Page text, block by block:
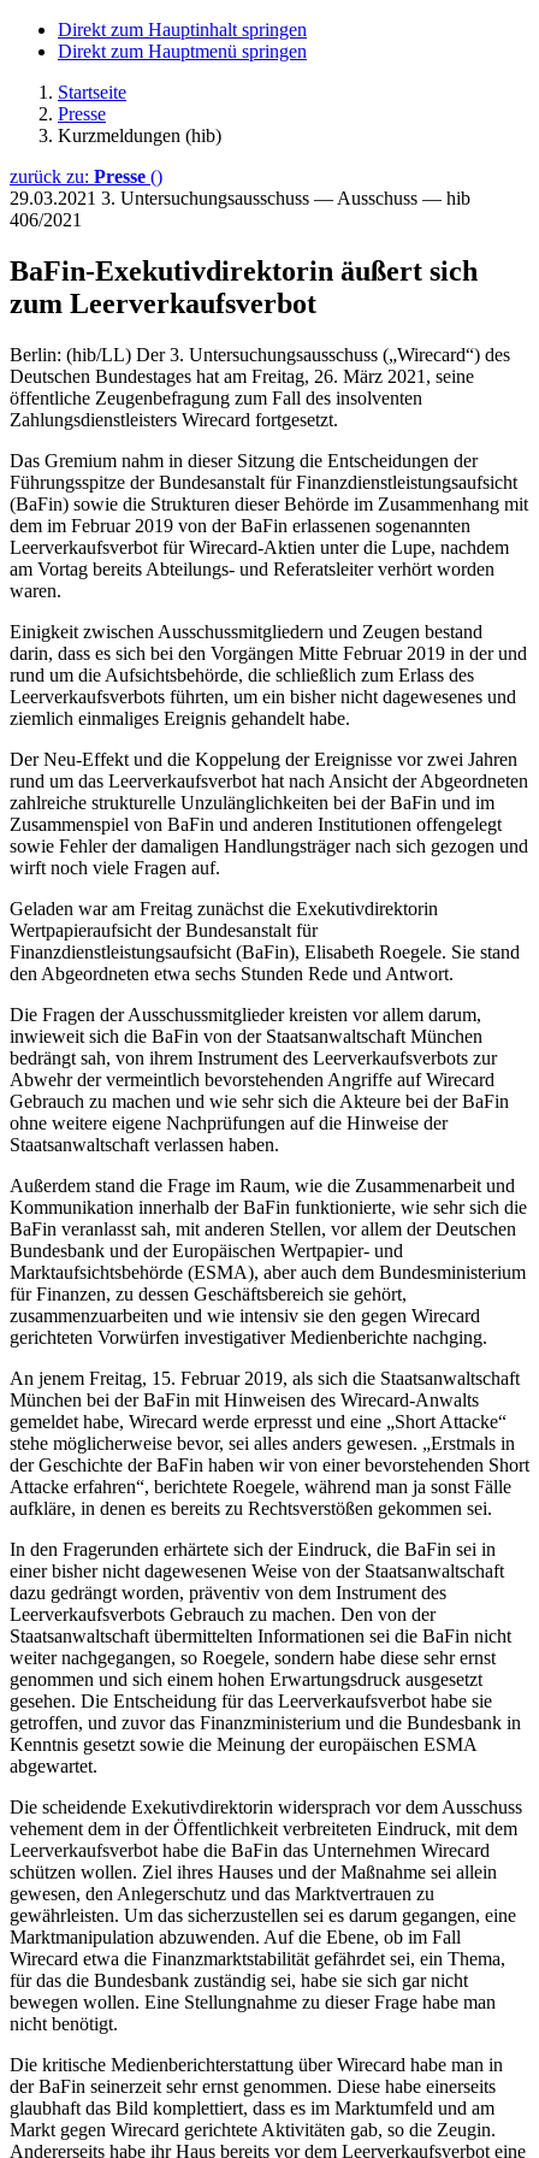
Direkt zum Hauptinhalt springen
Direkt zum Hauptmenü springen
Startseite
Presse
Kurzmeldungen (hib)
zurück zu: Presse ()
29.03.2021 3. Untersuchungsausschuss — Ausschuss — hib
406/2021
BaFin-Exekutivdirektorin äußert sich
zum Leerverkaufsverbot
Berlin: (hib/LL) Der 3. Untersuchungsausschuss („Wirecard“) des
Deutschen Bundestages hat am Freitag, 26. März 2021, seine
öffentliche Zeugenbefragung zum Fall des insolventen
Zahlungsdienstleisters Wirecard fortgesetzt.
Das Gremium nahm in dieser Sitzung die Entscheidungen der
Führungsspitze der Bundesanstalt für Finanzdienstleistungsaufsicht
(BaFin) sowie die Strukturen dieser Behörde im Zusammenhang mit
dem im Februar 2019 von der BaFin erlassenen sogenannten
Leerverkaufsverbot für Wirecard-Aktien unter die Lupe, nachdem
am Vortag bereits Abteilungs- und Referatsleiter verhört worden
waren.
Einigkeit zwischen Ausschussmitgliedern und Zeugen bestand
darin, dass es sich bei den Vorgängen Mitte Februar 2019 in der und
rund um die Aufsichtsbehörde, die schließlich zum Erlass des
Leerverkaufsverbots führten, um ein bisher nicht dagewesenes und
ziemlich einmaliges Ereignis gehandelt habe.
Der Neu-Effekt und die Koppelung der Ereignisse vor zwei Jahren
rund um das Leerverkaufsverbot hat nach Ansicht der Abgeordneten
zahlreiche strukturelle Unzulänglichkeiten bei der BaFin und im
Zusammenspiel von BaFin und anderen Institutionen offengelegt
sowie Fehler der damaligen Handlungsträger nach sich gezogen und
wirft noch viele Fragen auf.
Geladen war am Freitag zunächst die Exekutivdirektorin
Wertpapieraufsicht der Bundesanstalt für
Finanzdienstleistungsaufsicht (BaFin), Elisabeth Roegele. Sie stand
den Abgeordneten etwa sechs Stunden Rede und Antwort.
Die Fragen der Ausschussmitglieder kreisten vor allem darum,
inwieweit sich die BaFin von der Staatsanwaltschaft München
bedrängt sah, von ihrem Instrument des Leerverkaufsverbots zur
Abwehr der vermeintlich bevorstehenden Angriffe auf Wirecard
Gebrauch zu machen und wie sehr sich die Akteure bei der BaFin
ohne weitere eigene Nachprüfungen auf die Hinweise der
Staatsanwaltschaft verlassen haben.
Außerdem stand die Frage im Raum, wie die Zusammenarbeit und
Kommunikation innerhalb der BaFin funktionierte, wie sehr sich die
BaFin veranlasst sah, mit anderen Stellen, vor allem der Deutschen
Bundesbank und der Europäischen Wertpapier- und
Marktaufsichtsbehörde (ESMA), aber auch dem Bundesministerium
für Finanzen, zu dessen Geschäftsbereich sie gehört,
zusammenzuarbeiten und wie intensiv sie den gegen Wirecard
gerichteten Vorwürfen investigativer Medienberichte nachging.
An jenem Freitag, 15. Februar 2019, als sich die Staatsanwaltschaft
München bei der BaFin mit Hinweisen des Wirecard-Anwalts
gemeldet habe, Wirecard werde erpresst und eine „Short Attacke“
stehe möglicherweise bevor, sei alles anders gewesen. „Erstmals in
der Geschichte der BaFin haben wir von einer bevorstehenden Short
Attacke erfahren“, berichtete Roegele, während man ja sonst Fälle
aufkläre, in denen es bereits zu Rechtsverstößen gekommen sei.
In den Fragerunden erhärtete sich der Eindruck, die BaFin sei in
einer bisher nicht dagewesenen Weise von der Staatsanwaltschaft
dazu gedrängt worden, präventiv von dem Instrument des
Leerverkaufsverbots Gebrauch zu machen. Den von der
Staatsanwaltschaft übermittelten Informationen sei die BaFin nicht
weiter nachgegangen, so Roegele, sondern habe diese sehr ernst
genommen und sich einem hohen Erwartungsdruck ausgesetzt
gesehen. Die Entscheidung für das Leerverkaufsverbot habe sie
getroffen, und zuvor das Finanzministerium und die Bundesbank in
Kenntnis gesetzt sowie die Meinung der europäischen ESMA
abgewartet.
Die scheidende Exekutivdirektorin widersprach vor dem Ausschuss
vehement dem in der Öffentlichkeit verbreiteten Eindruck, mit dem
Leerverkaufsverbot habe die BaFin das Unternehmen Wirecard
schützen wollen. Ziel ihres Hauses und der Maßnahme sei allein
gewesen, den Anlegerschutz und das Marktvertrauen zu
gewährleisten. Um das sicherzustellen sei es darum gegangen, eine
Marktmanipulation abzuwenden. Auf die Ebene, ob im Fall
Wirecard etwa die Finanzmarktstabilität gefährdet sei, ein Thema,
für das die Bundesbank zuständig sei, habe sie sich gar nicht
bewegen wollen. Eine Stellungnahme zu dieser Frage habe man
nicht benötigt.
Die kritische Medienberichterstattung über Wirecard habe man in
der BaFin seinerzeit sehr ernst genommen. Diese habe einerseits
glaubhaft das Bild komplettiert, dass es im Marktumfeld und am
Markt gegen Wirecard gerichtete Aktivitäten gab, so die Zeugin.
Andererseits habe ihr Haus bereits vor dem Leerverkaufsverbot eine